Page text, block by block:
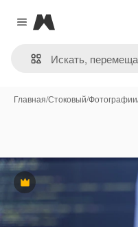
Close menu
Magnific
Главная/Стоковый/Фотографии
Премиум